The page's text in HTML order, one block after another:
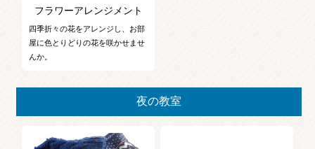
フラワーアレンジメント
四季折々の花をアレンジし、お部
屋に色とりどりの花を咲かせませ
んか。
夜の教室